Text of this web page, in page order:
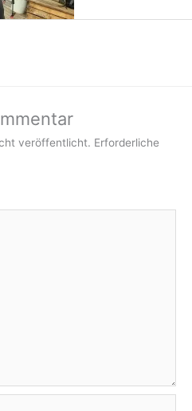
veröffentlicht. Erforderliche